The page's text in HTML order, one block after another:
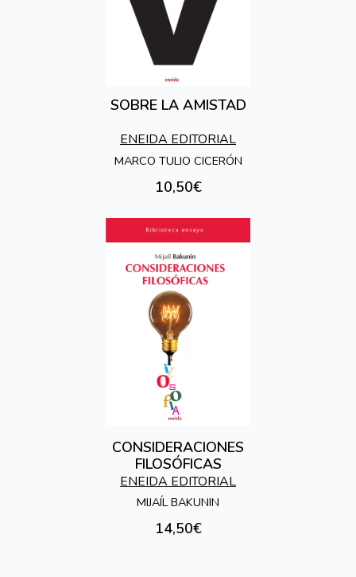
SOBRE LA AMISTAD
ENEIDA EDITORIAL
MARCO TULIO CICERÓN
10,50€
CONSIDERACIONES
FILOSÓFICAS
ENEIDA EDITORIAL
MIJAÍL BAKUNIN
14,50€